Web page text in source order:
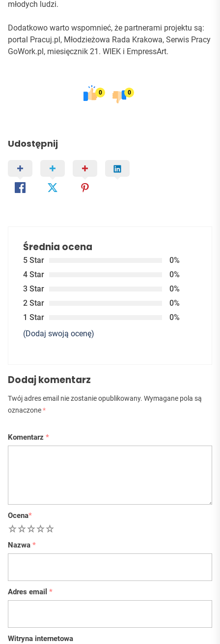
Udostępnij
młodych ludzi.
Dodatkowo warto wspomnieć, że partnerami projektu są:
portal Pracuj.pl, Młodzieżowa Rada Krakowa, Serwis Pracy
GoWork.pl, miesięcznik 21. WIEK i EmpressArt.
0 0
Średnia ocena
5 Star
0%
4 Star
0%
3 Star
0%
2 Star
0%
1 Star
0%
(Dodaj swoją ocenę)
Dodaj komentarz
Twój adres email nie zostanie opublikowany. Wymagane pola są
oznaczone*
Komentarz *
Ocena*
5
4
3
2
Nazwa *
Adres email *
Witryna internetowa